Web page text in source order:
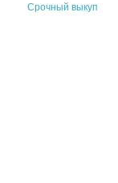
Срочный выкуп